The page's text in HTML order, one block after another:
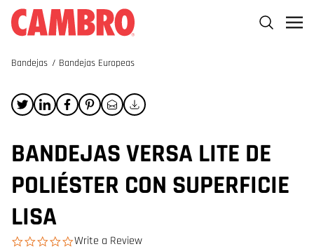
Bandejas / Bandejas Europeas
BANDEJAS VERSA LITE DE
POLIÉSTER CON SUPERFICIE
LISA
0.0 star rating
Write a Review